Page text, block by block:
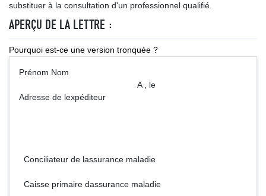
substituer à la consultation d'un professionnel qualifié.
APERÇU DE LA LETTRE :
Pourquoi est-ce une version tronquée ?
Prénom Nom
A , le
Adresse de lexpéditeur
Conciliateur de lassurance maladie
Caisse primaire dassurance maladie